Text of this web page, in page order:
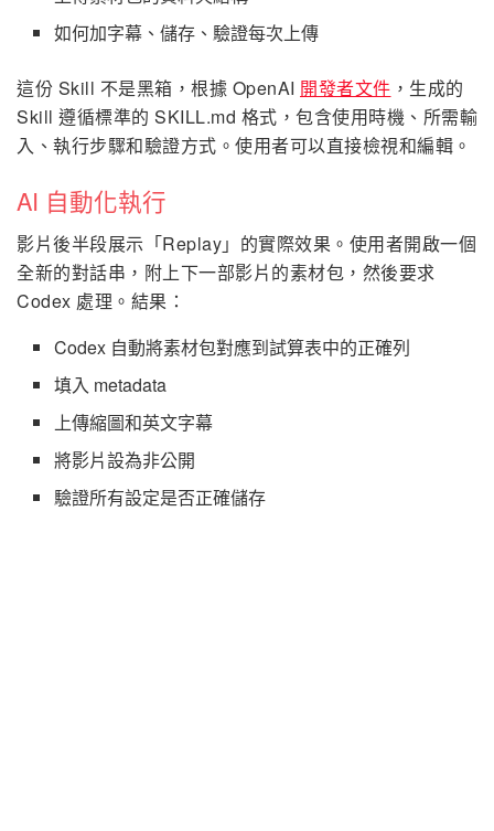
如何加字幕、儲存、驗證每次上傳
這份 Skill 不是黑箱，根據 OpenAI 開發者文件 ，生成的
Skill 遵循標準的 SKILL.md 格式，包含使用時機、所需輸
入、執行步驟和驗證方式。使用者可以直接檢視和編輯。
AI 自動化執行
影片後半段展示「Replay」的實際效果。使用者開啟一個
全新的對話串，附上下一部影片的素材包，然後要求
Codex 處理。結果：
Codex 自動將素材包對應到試算表中的正確列
填入 metadata
上傳縮圖和英文字幕
將影片設為非公開
驗證所有設定是否正確儲存